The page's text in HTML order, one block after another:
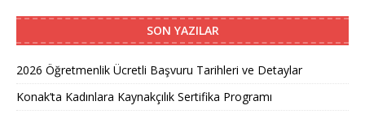
SON YAZILAR
2026 Öğretmenlik Ücretli Başvuru Tarihleri ve Detaylar
Konak’ta Kadınlara Kaynakçılık Sertifika Programı